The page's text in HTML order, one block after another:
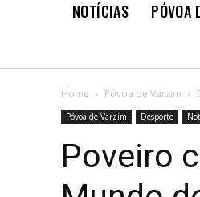
NOTÍCIAS PÓVOA
Home Póvoa de Varzim
Póvoa de Varzim Desporto
Poveiro